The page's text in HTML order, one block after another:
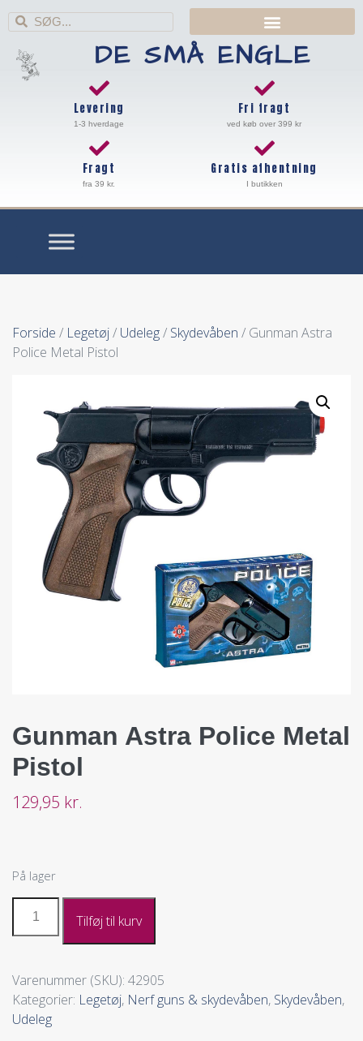
DE SMÅ ENGLE
Levering
1-3 hverdage
Fri fragt
ved køb over 399 kr
Fragt
fra 39 kr.
Gratis afhentning
I butikken
Forside / Legetøj/ Udeleg/ Skydevåben / Gunman Astra
Police Metal Pistol
Gunman Astra Police Metal
Pistol
129,95 kr.
På lager
Tilføj til kurv
Varenummer (SKU): 42905
Kategorier: Legetøj, Nerf guns & skydevåben, Skydevåben,
Udeleg